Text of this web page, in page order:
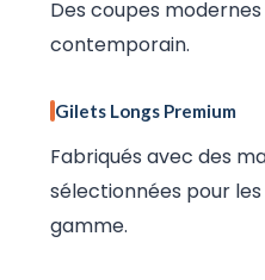
Des coupes
contemporain.
Gilets Longs Premium
Fabriqués avec des
sélectionnées pour
gamme.